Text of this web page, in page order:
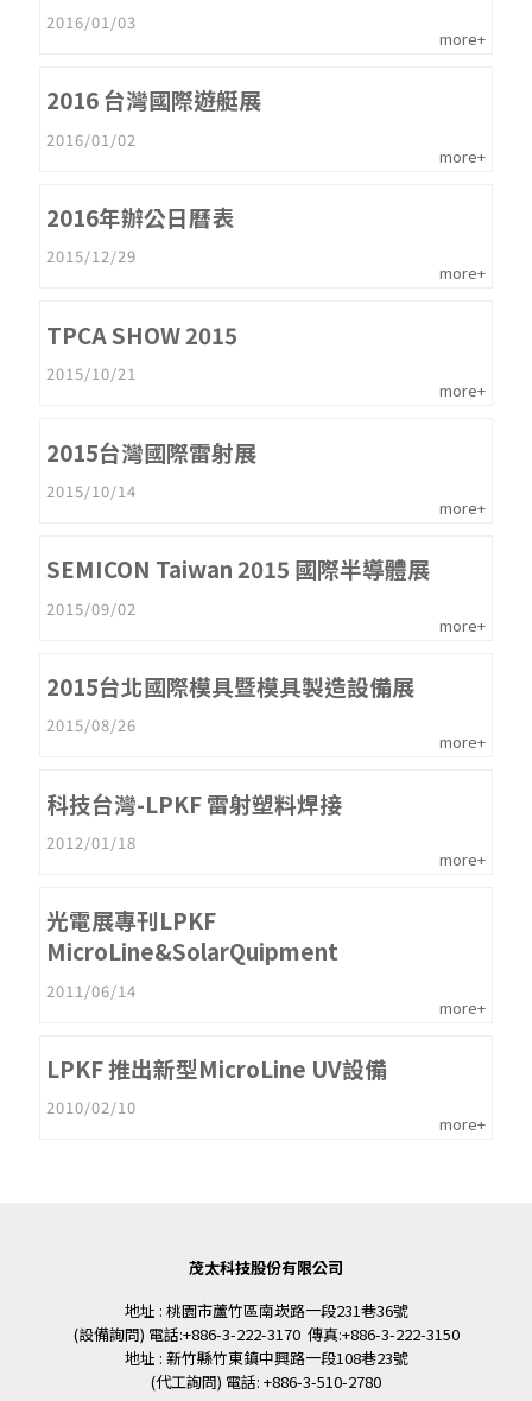
2016/01/03
more+
2016 台灣國際遊艇展
2016/01/02
more+
2016年辦公日曆表
2015/12/29
more+
TPCA SHOW 2015
2015/10/21
more+
2015台灣國際雷射展
2015/10/14
more+
SEMICON Taiwan 2015 國際半導體展
2015/09/02
more+
2015台北國際模具暨模具製造設備展
2015/08/26
more+
科技台灣-LPKF 雷射塑料焊接
2012/01/18
more+
光電展專刊LPKF
MicroLine&SolarQuipment
2011/06/14
more+
LPKF 推出新型MicroLine UV設備
2010/02/10
more+
茂太科技股份有限公司
地址 : 桃園市蘆竹區南崁路一段231巷36號
(設備詢問) 電話:+886-3-222-3170 傳真:+886-3-222-3150
地址 : 新竹縣竹東鎮中興路一段108巷23號
(代工詢問) 電話: +886-3-510-2780